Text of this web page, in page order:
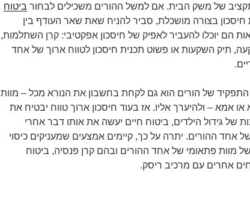
של משק הבית. אם למשל ההורים משכילים לבחור ביטוח
חיסכון בצורה מושכלת, סביר להניח שאת שאר העודף בין
הם יוכלו להעביר לאפיק של חיסכון אפקטיבי: קרן השתלמות,
תיק השקעות או פשוט תכנית חיסכון לטווח ארוך של אחד
של הורים הוא גם לקחת בחשבון את הנורא מכל – מוות
אמא – ולהיערך אליו. אז בעוד חיסכון ארוך טווח יבטיח את
של גידול הילדים, ביטוח חיים יעשה את אותו דבר אחרי
אחד ההורים. יתרה על כך, קיימים אמצעים שמעניקים כיסוי
מוות פתאומי של אחד ההורים ובהם קרן פנסיה, ביטוח
אחרים עם מרכיב ריסק.